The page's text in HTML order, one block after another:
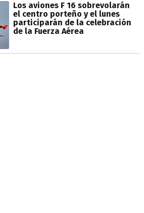
Los aviones F 16 sobrevolarán
el centro porteño y el lunes
participarán de la celebración
de la Fuerza Aérea